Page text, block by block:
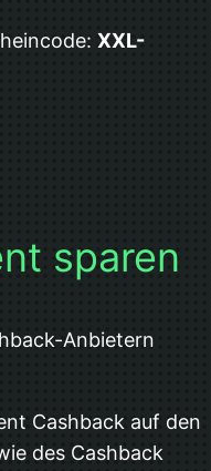
XXL-
sparen
Anbietern
Cashback auf den
des Cashback